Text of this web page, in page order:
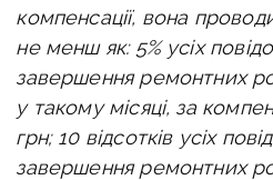
компенсації, вона
не менш як: 5% усіх
завершення ремонтних
у такому місяці, за
грн; 10 відсотків усіх
завершення ремонтних